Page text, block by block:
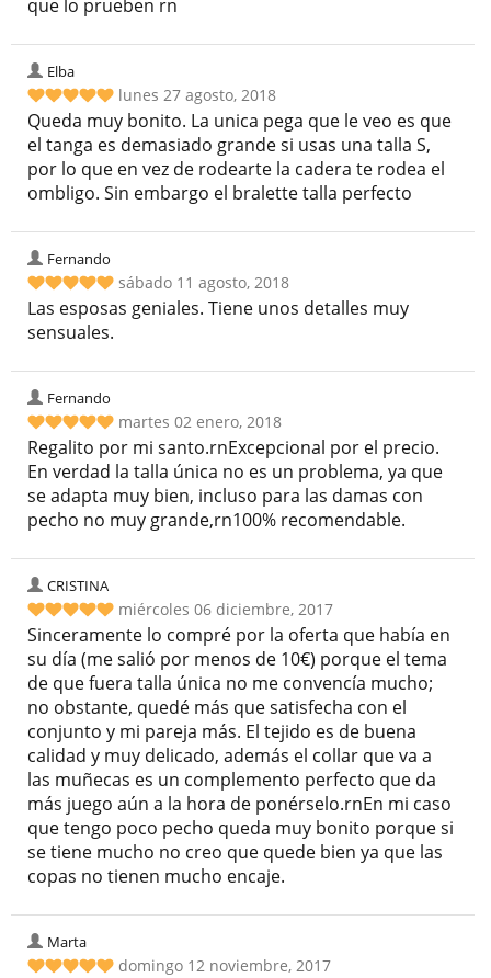
que lo prueben rn
Elba
lunes 27 agosto, 2018
Queda muy bonito. La unica pega que le veo es que
el tanga es demasiado grande si usas una talla S,
por lo que en vez de rodearte la cadera te rodea el
ombligo. Sin embargo el bralette talla perfecto
Fernando
sábado 11 agosto, 2018
Las esposas geniales. Tiene unos detalles muy
sensuales.
Fernando
martes 02 enero, 2018
Regalito por mi santo.rnExcepcional por el precio.
En verdad la talla única no es un problema, ya que
se adapta muy bien, incluso para las damas con
pecho no muy grande,rn100% recomendable.
CRISTINA
miércoles 06 diciembre, 2017
Sinceramente lo compré por la oferta que había en
su día (me salió por menos de 10€) porque el tema
de que fuera talla única no me convencía mucho;
no obstante, quedé más que satisfecha con el
conjunto y mi pareja más. El tejido es de buena
calidad y muy delicado, además el collar que va a
las muñecas es un complemento perfecto que da
más juego aún a la hora de ponérselo.rnEn mi caso
que tengo poco pecho queda muy bonito porque si
se tiene mucho no creo que quede bien ya que las
copas no tienen mucho encaje.
Marta
domingo 12 noviembre, 2017